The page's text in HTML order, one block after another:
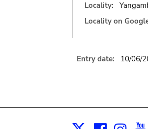
Locality:
Locality on
Entry date: 10/06/